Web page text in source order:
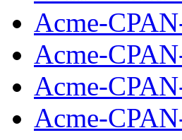
Acme-
Acme-
Acme-
Acme-